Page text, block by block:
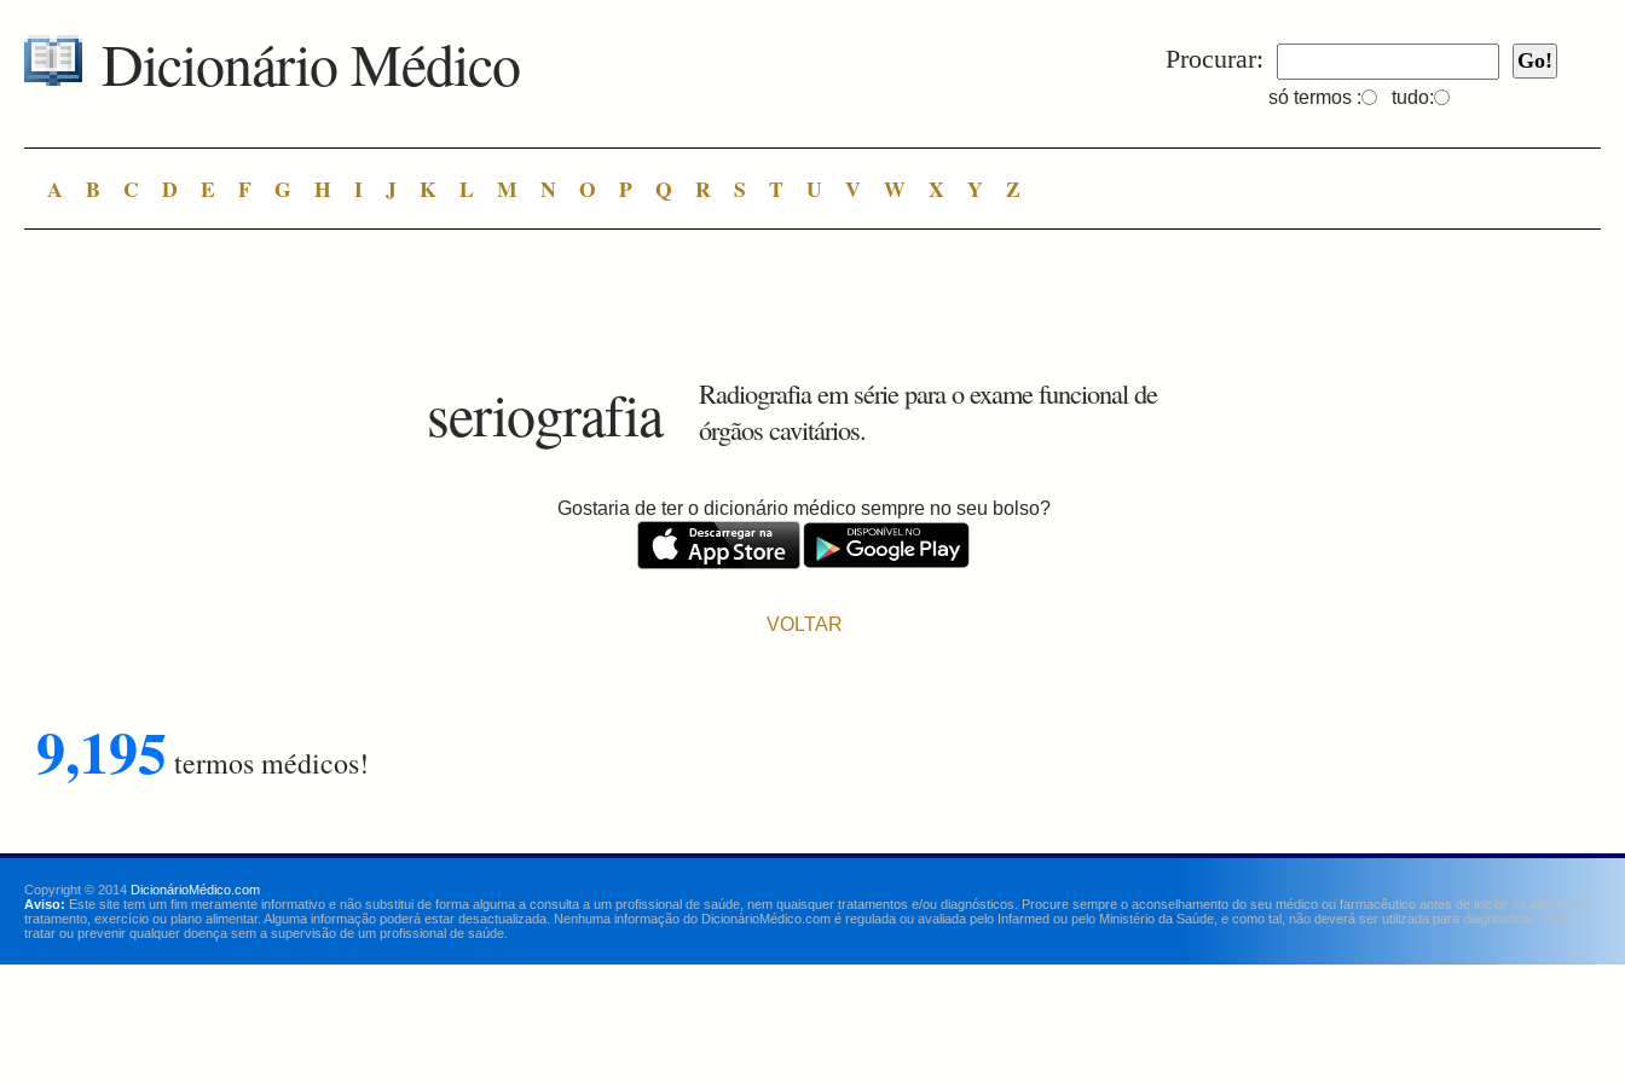
Procurar:
só termos : tudo:
Dicionário Médico
A B C D E F G H I J K L M N O P Q R S T U V W X Y Z
seriografia
Radiografia em série para o exame funcional de
órgãos cavitários.
Gostaria de ter o dicionário médico sempre no seu bolso?
VOLTAR
9,195 termos médicos!
Copyright © 2014 DicionárioMédico.com
Aviso: Este site tem um fim meramente informativo e não substitui de forma alguma a consulta a um profissional de saúde, nem quaisquer tratamentos e/ou diagnósticos. Procure sempre o aconselhamento do seu médico ou farmacêutico antes de iniciar ou alterar um
tratamento, exercício ou plano alimentar. Alguma informação poderá estar desactualizada. Nenhuma informação do DicionárioMédico.com é regulada ou avaliada pelo Infarmed ou pelo Ministério da Saúde, e como tal, não deverá ser utilizada para diagnosticar, curar,
tratar ou prevenir qualquer doença sem a supervisão de um profissional de saúde.